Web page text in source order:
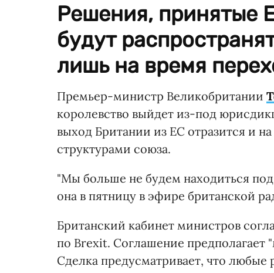
Решения, принятые
будут
лишь на время
Премьер-министр Великобритании
королевство выйдет из-под
выход Британии из ЕС отразится и
структурами союза.
"Мы больше не будем находиться
она в пятницу в эфире британской
Британский кабинет министров
по Brexit. Соглашение предполагает
Сделка предусматривает, что